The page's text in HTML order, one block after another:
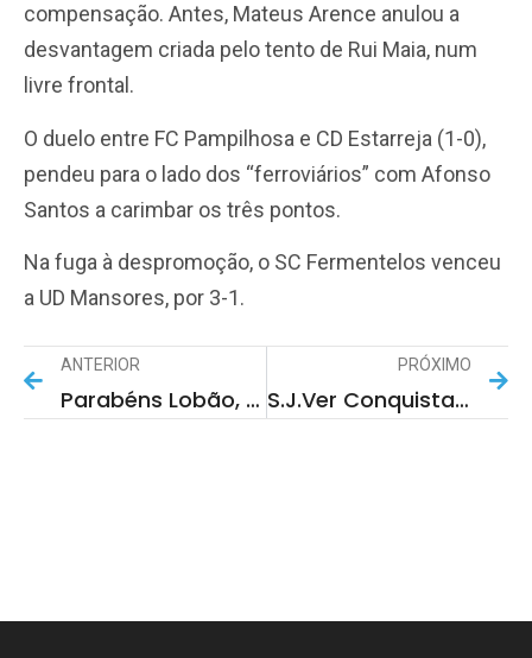
compensação. Antes, Mateus Arence anulou a
desvantagem criada pelo tento de Rui Maia, num
livre frontal.
O duelo entre FC Pampilhosa e CD Estarreja (1-0),
pendeu para o lado dos “ferroviários” com Afonso
Santos a carimbar os três pontos.
Na fuga à despromoção, o SC Fermentelos venceu
a UD Mansores, por 3-1.
ANTERIOR
Parabéns Lobão, 46 Anos De História
PRÓXIMO
S.J.Ver Conquista Taça Em Futsal Feminino